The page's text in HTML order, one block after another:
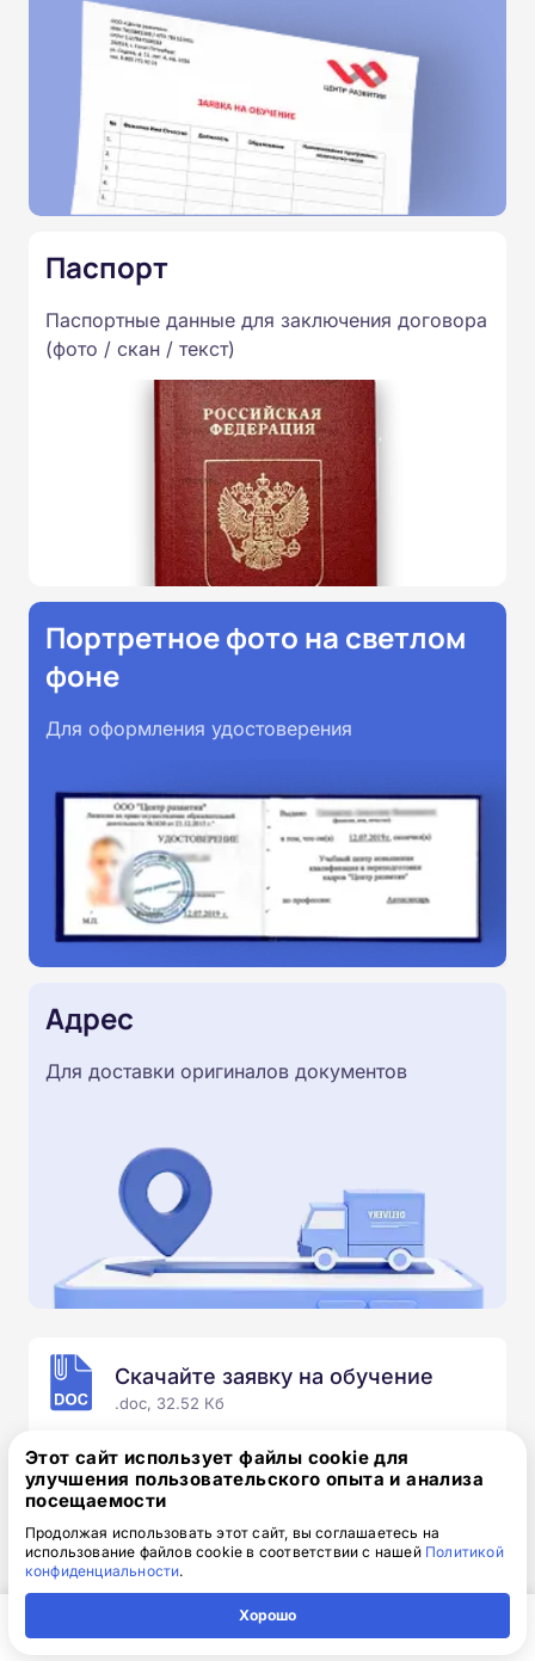
Паспорт
Паспортные данные для заключения договора
(фото / скан / текст)
Портретное фото на светлом
фоне
Для оформления удостоверения
Адрес
Для доставки оригиналов документов
Скачайте заявку на обучение
.doc, 32.52 Кб
Скачайте шаблон, заполните и отправьте по
электронной почтеinfo@1-academy.ru
Обязательно укажите контактный номер телефон.
Наш специалист свяжется с вами и утонит все
детали.
Этот сайт использует файлы cookie для
улучшения пользовательского опыта и анализа
посещаемости
Продолжая использовать этот сайт, вы соглашаетесь на
использование файлов cookie в соответствии с нашей Политикой
конфиденциальности.
Хорошо